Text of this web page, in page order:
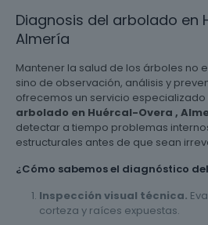
Diagnosis del arbolado en
Almería
Mantener la salud de los árboles no
sino de observación, análisis y
ofrecemos un servicio especializado
arbolado en Huércal-Overa ,
detectar a tiempo problemas
estructurales antes de que sean
¿Cómo sabemos el diagnóstico
Inspección visual técnica.
corteza y raíces expuestas.